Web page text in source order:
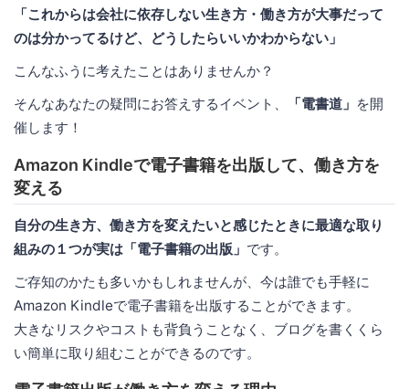
「これからは会社に依存しない生き方・働き方が大事だって
のは分かってるけど、どうしたらいいかわからない」
こんなふうに考えたことはありませんか？
そんなあなたの疑問にお答えするイベント、
「電書道」 を開
催します！
Amazon Kindleで電子書籍を出版して、働き方を
変える
自分の生き方、働き方を変えたいと感じたときに最適な取り
組みの１つが実は「電子書籍の出版」 です。
ご存知のかたも多いかもしれませんが、今は誰でも手軽に
Amazon Kindleで電子書籍を出版することができます。
大きなリスクやコストも背負うことなく、ブログを書くくら
い簡単に取り組むことができるのです。